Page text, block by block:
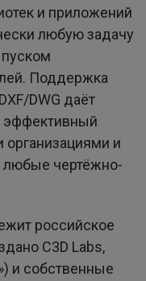
и приложений
любую задачу
Поддержка
DWG даёт
эффективный
и
любые чертёжно-
российское
C3D Labs,
и собственные